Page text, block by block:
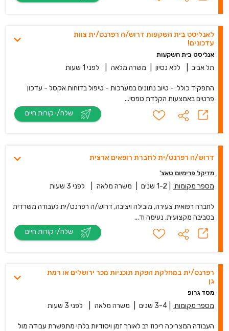
לאנליסט בית השקעות דרוש/ה רפרנט/ית צוות
עדכונים!
אנליסט בית השקעות
תל אביב ללא נסיון משרה מלאה לפני 1 שעות
התפקיד כולל: - טיוב נתונים במערכות - טיפול בדוחות אקסל - עדכון
פרטים באמצעות הקלדת טפסי...
דרוש/ה רפרנט/ית לחברת רופאים ארצית
מדיקל פרימיום טאצ'
מספר מקומות 1-2 שנים משרה מלאה לפני 3 שעות
לחברה רפואית צעירה, מובילה ויציבה, דרוש/ה רפרנט/ית לעבודה משרדית
בסביבה מקצועית, נעימה וד...
רפרנט/ית במחלקת הפקת תוכניות מכר ירושלים או רמת
גן
מסד גרופ
מספר מקומות 3-4 שנים משרה מלאה לפני 3 שעות
העבודה המצריכה ריכוז רב לאורך זמן ויסודיות בלתי מתפשרת עבודה מול